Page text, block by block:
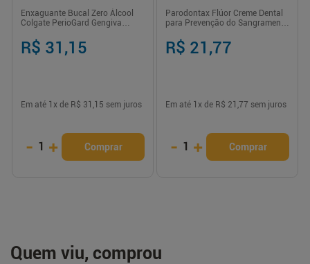
Enxaguante Bucal Zero Álcool
Colgate PerioGard Gengiva
R$ 31,15
Em até 1 x de R$ 31,15 sem juros
- 1 + Comprar
Parodontax Flúor Creme Dental
para Prevenção do Sangramento
R$ 21,77
Em até 1 x de R$ 21,77 sem juros
- 1 + Comprar
Quem viu, comprou